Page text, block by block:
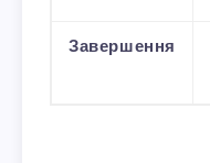
Завершення